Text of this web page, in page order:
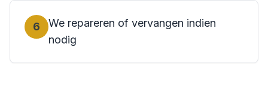
6
We repareren of vervangen indien
nodig